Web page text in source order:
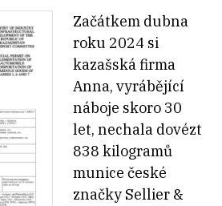
Začátkem dubna
roku 2024 si
kazašská firma
Anna, vyrábějící
náboje skoro 30
let, nechala dovézt
838 kilogramů
munice české
značky Sellier &